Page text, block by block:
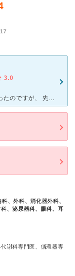
3.0
うつで通いました。 担当の先生は非常に良かったのですが、 先生以外の医療スタッフや事務フタッフのレベルは低いです。 患者の多い病院なので、スタッフの方も大変だと思いますが、 特に精神科・心療内
、外科、消化器外科、
、泌尿器科、眼科、耳
謝科専門医、循環器専